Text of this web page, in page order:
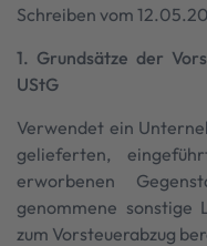
Schreiben vom
1. Grundsätze der
UStG
Verwendet ein
gelieferten,
erworbenen
genommene sonstige
zum Vorsteuerabzug